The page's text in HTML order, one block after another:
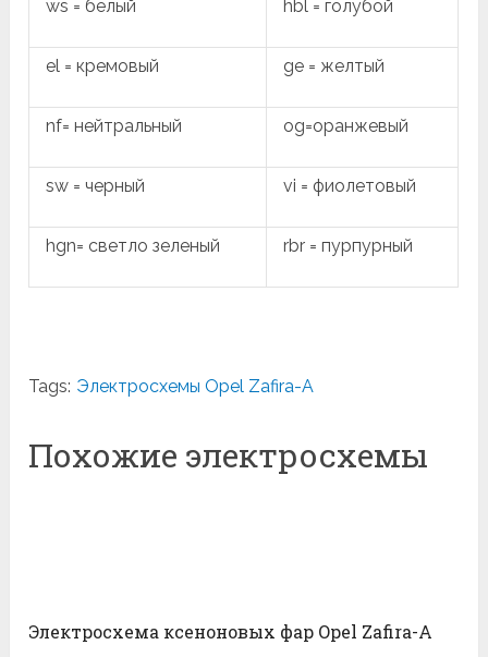
ws = белый hbl = голубой
el = кремовый ge = желтый
nf= нейтральный og=оранжевый
sw = черный vi = фиолетовый
hgn= светло зеленый rbr = пурпурный
Tags: Электросхемы Opel Zafira-A
Похожие электросхемы
Электросхема ксеноновых фар Opel Zafira-A